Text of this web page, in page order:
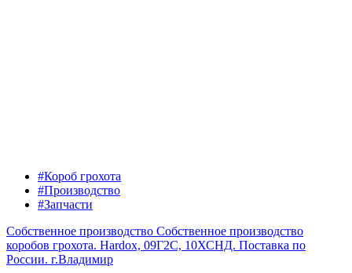
#Короб грохота
#Производство
#Запчасти
Собственное производство Собственное производство
коробов грохота. Hardox, 09Г2С, 10ХСНД. Поставка по
России. г.Владимир